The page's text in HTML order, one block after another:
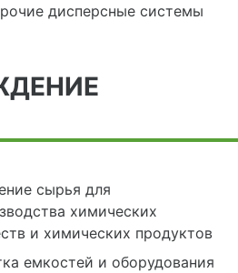
дисперсные системы
сырья для
химических
и химических продуктов
емкостей и оборудования